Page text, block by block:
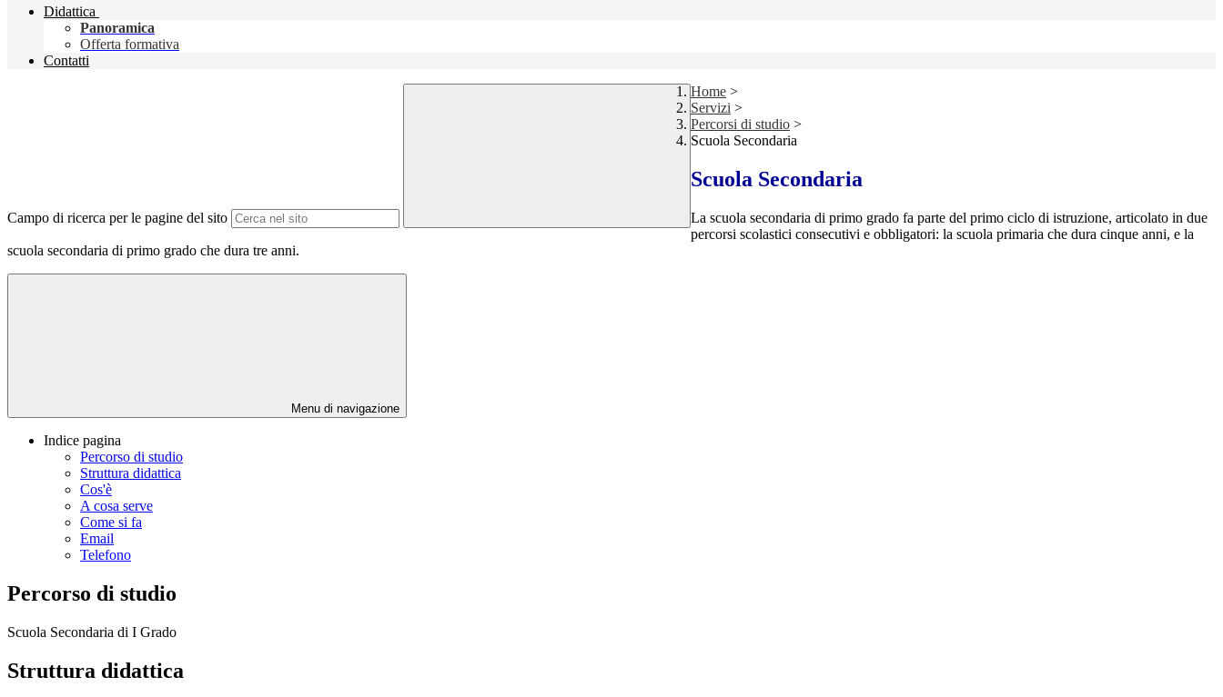
Didattica
Panoramica
Offerta formativa
Contatti
Campo di ricerca per le pagine del sito
Home >
Servizi >
Percorsi di studio >
Scuola Secondaria
Scuola Secondaria
La scuola secondaria di primo grado fa parte del primo ciclo di istruzione, articolato in due
percorsi scolastici consecutivi e obbligatori: la scuola primaria che dura cinque anni, e la
scuola secondaria di primo grado che dura tre anni.
Menu di navigazione
Indice pagina
Percorso di studio
Struttura didattica
Cos'è
A cosa serve
Come si fa
Email
Telefono
Percorso di studio
Scuola Secondaria di I Grado
Struttura didattica